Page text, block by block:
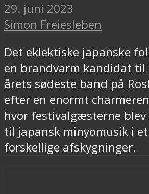
29. juni 2023
Simon Freiesleben
Det eklektiske japanske
en brandvarm kandidat
årets sødeste band på
efter en enormt
hvor festivalgæsterne
til japansk minyomusik i
forskellige afskygninger.